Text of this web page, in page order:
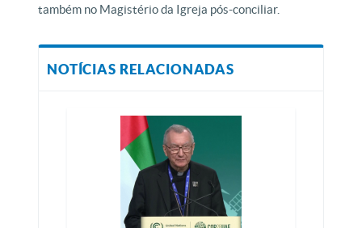
também no Magistério da Igreja pós-conciliar.
NOTÍCIAS RELACIONADAS